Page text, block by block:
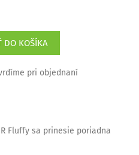
DO KOŠÍKA
pri objednaní
Fluffy sa prinesie poriadna